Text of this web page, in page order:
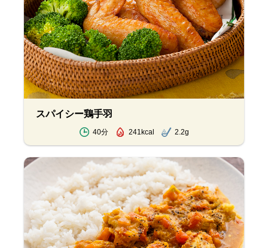
スパイシー鶏手羽
40分 241kcal 2.2g